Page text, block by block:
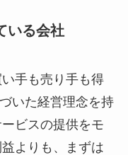
いる会社
手も売り手も得
いた経営理念を持
ビスの提供をモ
よりも、まずは